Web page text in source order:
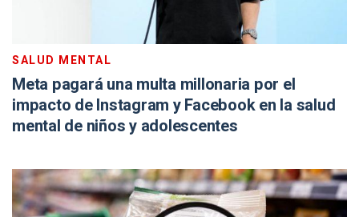
SALUD MENTAL
Meta pagará una multa millonaria por el
impacto de Instagram y Facebook en la salud
mental de niños y adolescentes